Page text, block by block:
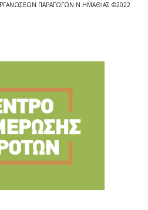
ΠΑΡΑΓΩΓΩΝ Ν.ΗΜΑΘΙΑΣ ©2022